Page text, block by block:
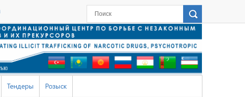
Тендеры Розыск